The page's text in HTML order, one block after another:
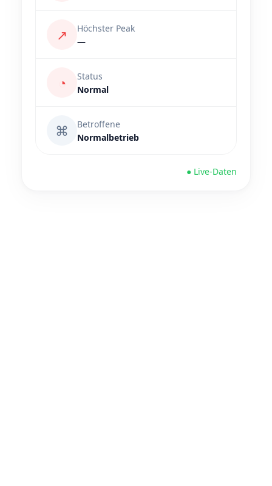
↗
Höchster Peak
—
◔
Status
Normal
⌘
Betroffene
Normalbetrieb
● Live-Daten